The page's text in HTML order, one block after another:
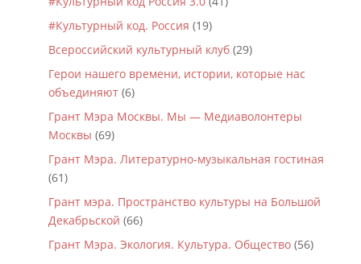
#Культурный код. Россия (19)
Всероссийский культурный клуб(29)
Герои нашего времени, истории, которые нас
объединяют(6)
Грант Мэра Москвы. Мы — Медиаволонтеры
Москвы (69)
Грант Мэра. Литературно-музыкальная гостиная
(61)
Грант мэра. Пространство культуры на Большой
Декабрьской (66)
Грант Мэра. Экология. Культура. Общество(56)